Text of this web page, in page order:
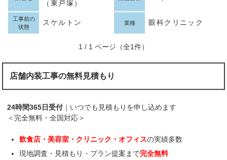
（東戸塚）
工事前の
状態
スケルトン 業種 眼科クリニック
1 / 1 ページ（全1件）
店舗内装工事の無料見積もり
24時間365日受付 ｜いつでも見積もりを申し込めます
＜完全無料・全国対応＞
飲食店・美容室・クリニック・オフィスの実績多数
現地調査・見積もり・プラン提案まで完全無料